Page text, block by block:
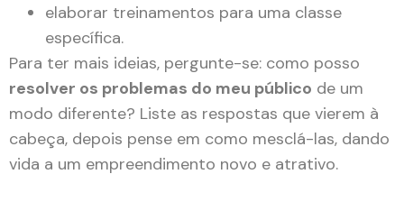
elaborar treinamentos para uma classe
específica.
Para ter mais ideias, pergunte-se: como posso
resolver os problemas do meu público de um
modo diferente? Liste as respostas que vierem à
cabeça, depois pense em como mesclá-las, dando
vida a um empreendimento novo e atrativo.